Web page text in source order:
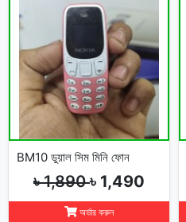
BM10 ডুয়াল সিম মিনি ফোন
৳ 1,890৳ 1,490
অর্ডার করুন